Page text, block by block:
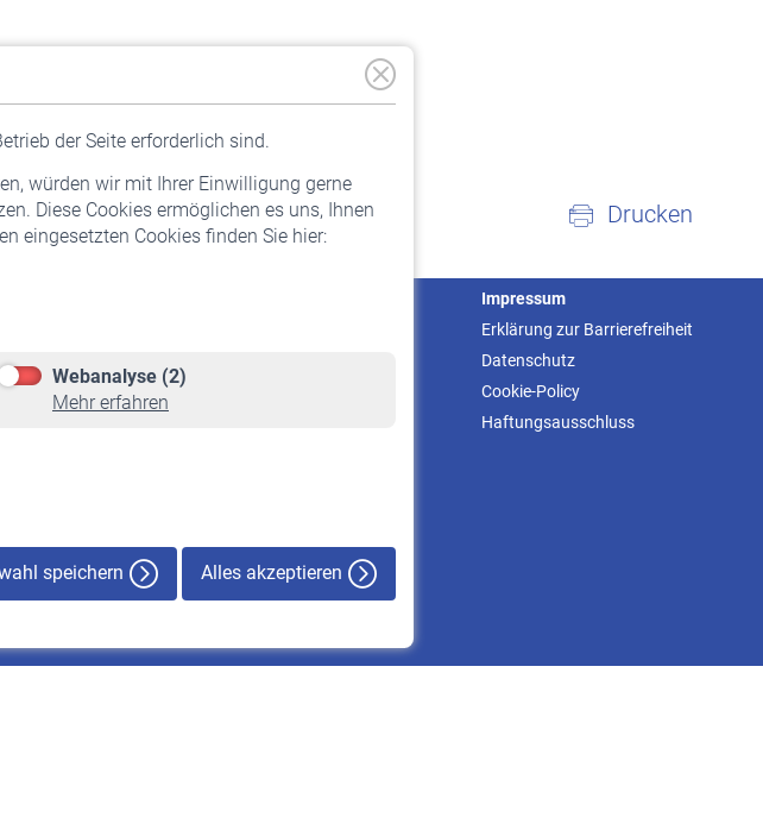
der Seite erforderlich sind.
würden wir mit Ihrer Einwilligung gerne
Diese Cookies ermöglichen es uns, Ihnen
eingesetzten Cookies finden Sie hier:
Webanalyse (2)
Mehr erfahren
speichern Alles akzeptieren
Drucken
beantragen
Impressum
Erklärung zur Barrierefreiheit
Datenschutz
Cookie-Policy
Haftungsausschluss